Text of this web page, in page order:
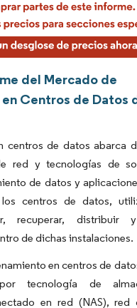
del Mercado de
Centros de Datos
centros de datos abarca
red y tecnologías de
de datos y
centros de datos,
recuperar, distribuir
de dichas instalaciones.
en centros de
tecnología de
en red (NAS), red